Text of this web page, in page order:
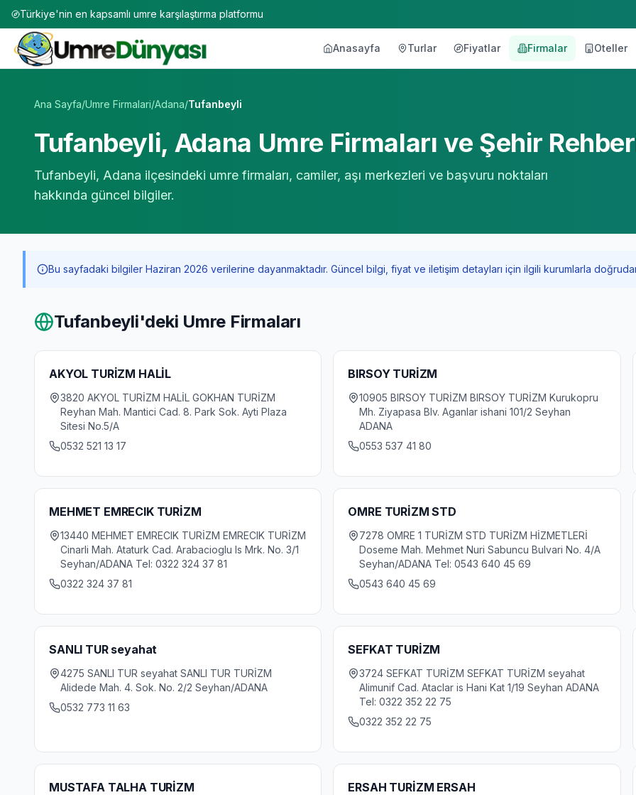
Türkiye'nin en kapsamlı umre karşılaştırma platformu
Anasayfa Turlar Fiyatlar Firmalar Oteller
Ana Sayfa/Umre Firmalari/Adana/Tufanbeyli
Tufanbeyli, Adana Umre Firmaları ve Şehir
Tufanbeyli, Adana ilçesindeki umre firmaları, camiler, aşı merkezleri ve başvuru noktaları
hakkında güncel bilgiler.
Bu sayfadaki bilgiler Haziran 2026 verilerine dayanmaktadır. Güncel bilgi, fiyat ve iletişim detayları için ilgili kurumlarla
Tufanbeyli'deki Umre Firmaları
AKYOL TURİZM HALİL
3820 AKYOL TURİZM HALİL GOKHAN TURİZM
Reyhan Mah. Mantici Cad. 8. Park Sok. Ayti Plaza
Sitesi No.5/A
0532 521 13 17
BIRSOY TURİZM
10905 BIRSOY TURİZM BIRSOY TURİZM Kurukopru
Mh. Ziyapasa Blv. Aganlar ishani 101/2 Seyhan
ADANA
0553 537 41 80
MEHMET EMRECIK TURİZM
13440 MEHMET EMRECIK TURİZM EMRECIK TURİZM
Cinarli Mah. Ataturk Cad. Arabacioglu Is Mrk. No. 3/1
Seyhan/ADANA Tel: 0322 324 37 81
0322 324 37 81
OMRE TURİZM STD
7278 OMRE 1 TURİZM STD TURİZM HİZMETLERİ
Doseme Mah. Mehmet Nuri Sabuncu Bulvari No. 4/A
Seyhan/ADANA Tel: 0543 640 45 69
0543 640 45 69
SANLI TUR seyahat
4275 SANLI TUR seyahat SANLI TUR TURİZM
Alidede Mah. 4. Sok. No. 2/2 Seyhan/ADANA
0532 773 11 63
SEFKAT TURİZM
3724 SEFKAT TURİZM SEFKAT TURİZM seyahat
Alimunif Cad. Ataclar is Hani Kat 1/19 Seyhan ADANA
Tel: 0322 352 22 75
0322 352 22 75
MUSTAFA TALHA TURİZM ERSAH TURİZM ERSAH